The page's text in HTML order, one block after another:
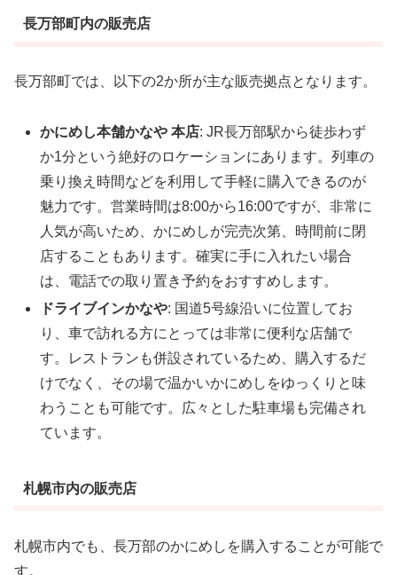
長万部町内の販売店
長万部町では、以下の2か所が主な販売拠点となります。
かにめし本舗かなや 本店: JR長万部駅から徒歩わず
か1分という絶好のロケーションにあります。列車の
乗り換え時間などを利用して手軽に購入できるのが
魅力です。営業時間は8:00から16:00ですが、非常に
人気が高いため、かにめしが完売次第、時間前に閉
店することもあります。確実に手に入れたい場合
は、電話での取り置き予約をおすすめします。
ドライブインかなや: 国道5号線沿いに位置してお
り、車で訪れる方にとっては非常に便利な店舗で
す。レストランも併設されているため、購入するだ
けでなく、その場で温かいかにめしをゆっくりと味
わうことも可能です。広々とした駐車場も完備され
ています。
札幌市内の販売店
札幌市内でも、長万部のかにめしを購入することが可能で
す。